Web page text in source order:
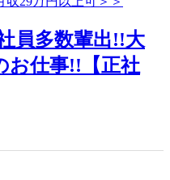
員多数輩出!!大
お仕事!!【正社